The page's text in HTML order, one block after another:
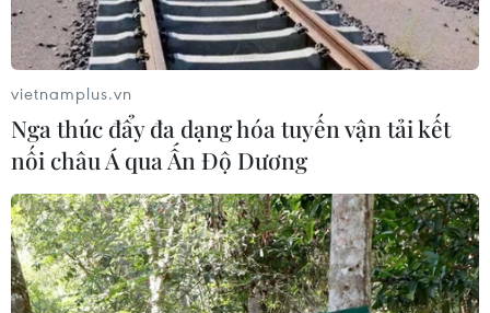
Hoàng gia Monaco chỉ trích phim về bà
hoàng Kelly
vietnamplus.vn
Nga thúc đẩy đa dạng hóa tuyến vận tải kết
nối châu Á qua Ấn Độ Dương